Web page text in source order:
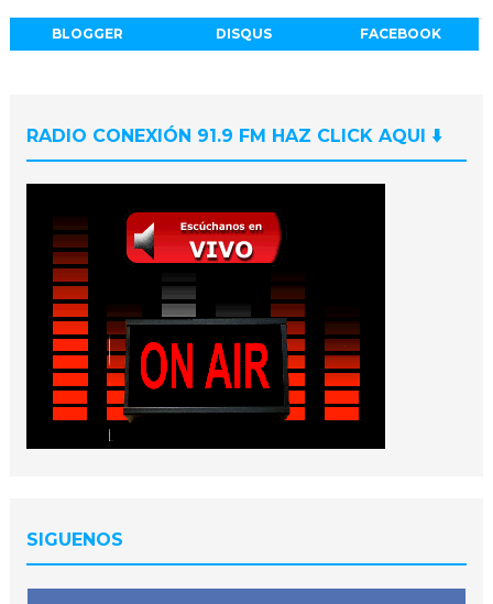
BLOGGER DISQUS FACEBOOK
RADIO CONEXIÓN 91.9 FM HAZ CLICK AQUI ⬇️
SIGUENOS